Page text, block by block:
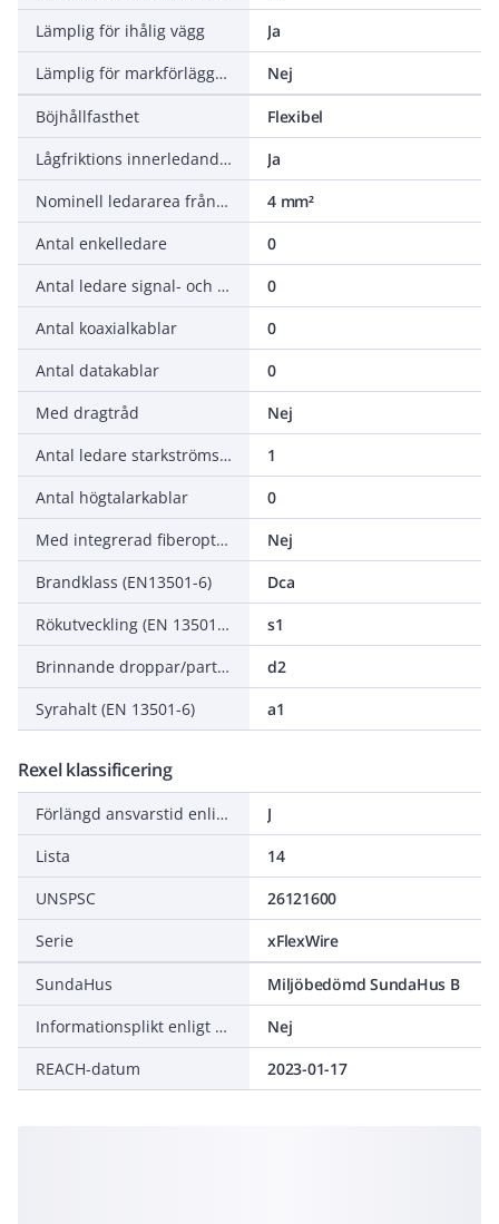
Lämplig för ihålig vägg
Ja
Lämplig för markförläggning
Nej
Böjhållfasthet
Flexibel
Lågfriktions innerledande skikt
Ja
Nominell ledararea från/till
4 mm²
Antal enkelledare
0
Antal ledare signal- och kommunikationskabel
0
Antal koaxialkablar
0
Antal datakablar
0
Med dragtråd
Nej
Antal ledare starkströmskabel
1
Antal högtalarkablar
0
Med integrerad fiberoptisk ledare (Plastic Optical Fiber)
Nej
Brandklass (EN13501-6)
Dca
Rökutveckling (EN 13501-6)
s1
Brinnande droppar/partiklar (EN 13501-6)
d2
Syrahalt (EN 13501-6)
a1
Rexel klassificering
Förlängd ansvarstid enligt ALEM-09
J
Lista
14
UNSPSC
26121600
Serie
xFlexWire
SundaHus
Miljöbedömd SundaHus B
Informationsplikt enligt REACH
Nej
REACH-datum
2023-01-17